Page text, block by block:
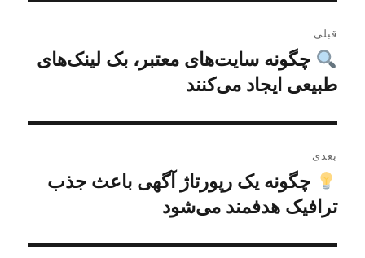
نوشته
قبلی
نوشته
قبلی:
چگونه سایت‌های معتبر، بک لینک‌های
طبیعی ایجاد می‌کنند
بعدی
نوشته
بعدی:
چگونه یک رپورتاژ آگهی باعث جذب
ترافیک هدفمند می‌شود